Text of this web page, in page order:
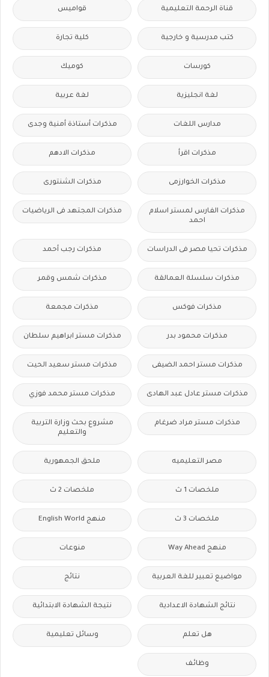
قناة الرحمة التعليمية قواميس
كتب مدرسية و خارجية كلية تجارة
كورسات كوميك
لغة انجليزية لغة عربية
مدارس اللغات مذكرات أستاذة أمنية وجدى
مذكرات اقرأ مذكرات الادهم
مذكرات الخوارزمى مذكرات الشنتورى
مذكرات الفارس لمستر اسلام
احمد
مذكرات المجتهد فى الرياضيات
مذكرات تحيا مصر فى الدراسات مذكرات رجب أحمد
مذكرات سلسلة العمالقة مذكرات شمس وقمر
مذكرات فوكس مذكرات مجمعة
مذكرات محمود بدر مذكرات مستر ابراهيم سلطان
مذكرات مستر احمد الضيفى مذكرات مستر سعيد الحيت
مذكرات مستر عادل عبد الهادى مذكرات مستر محمد فوزي
مذكرات مستر مراد ضرغام
مشروع بحث وزارة التربية
والتعليم
مصر التعليميه ملحق الجمهورية
ملخصات 1 ث ملخصات 2 ث
ملخصات 3 ث منهج English World
منهج Way Ahead منوعات
مواضيع تعبير للغة العربية نتائج
نتائج الشهادة الاعدادية نتيجة الشهادة الابتدائية
هل تعلم وسائل تعليمية
وظائف